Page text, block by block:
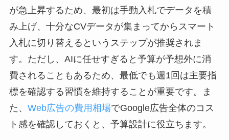
が急上昇するため、最初は手動入札でデータを積
み上げ、十分なCVデータが集まってからスマート
入札に切り替えるというステップが推奨されま
す。ただし、AIに任せすぎると予算が予想外に消
費されることもあるため、最低でも週1回は主要指
標を確認する習慣を維持することが重要です。ま
た、 Web広告の費用相場でGoogle広告全体のコス
ト感を確認しておくと、予算設計に役立ちます。